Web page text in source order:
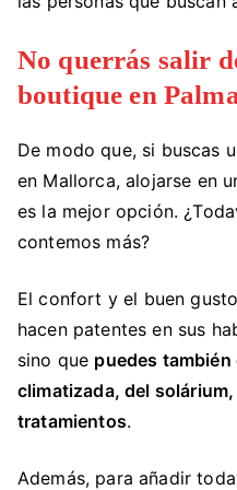
No querrás salir
boutique en
De modo que, si buscas
en Mallorca, alojarse en
es la mejor opción.
contemos más?
El confort y el buen
hacen patentes en sus
sino que puedes
climatizada, del
tratamientos.
Además, para añadir